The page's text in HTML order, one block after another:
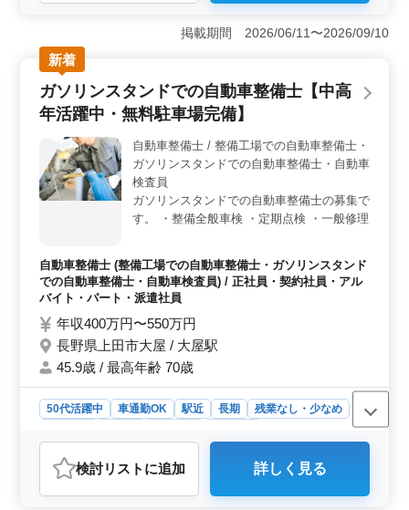
＜中高年活躍の場＞ この求人は中高年の方々が活躍で
きる環境が整っています。ベテランのシニア層も大歓迎
であり、今までの豊富な経験や知識を活かして活躍する
ことができます。経験豊富な方々のご応募をお待ちして
います。 ＜残業少なめの働き方＞ 残業が少なめと
いうのもこの求人の魅力の一つです。自分の仕事をきち
んとこなしながら、仕事とプライベートのバランスを取
く働き続けたい方に適した職場です。 ＜多彩な業務
内容＞ 自社所有の大型バスから自家用車まで、幅広い
車両の整備に携わることができます。定期点検整備から
納車整備、さらにトラブルシューティング時の対応ま
で、整備業務全般に携わることができます。幅広い経験
掲載期間 2026/06/11〜2026/09/10
新着
ガソリンスタンドでの自動車整備士【中高
年活躍中・無料駐車場完備】
自動車整備士 / 整備工場での自動車整備士・
ガソリンスタンドでの自動車整備士・自動車
検査員
ガソリンスタンドでの自動車整備士の募集で
す。 ・整備全般車検 ・定期点検 ・一般修理
＊ベテランシニア層も活躍してます！ ＊シ
ニア層歓迎（50代の技術者活躍中）
自動車整備士 (整備工場での自動車整備士・ガソリンスタンド
での自動車整備士・自動車検査員) / 正社員・契約社員・アル
バイト・パート・派遣社員
年収400万円〜550万円
長野県上田市大屋 / 大屋駅
45.9歳 / 最高年齢 70歳
50代活躍中 車通勤OK 駅近 長期
残業なし・少なめ
自動車整備士
おすすめポイント
＜安定した勤務条件＞ 長野県上田市大屋に位置するガ
検討リスト に追加 詳しく見る